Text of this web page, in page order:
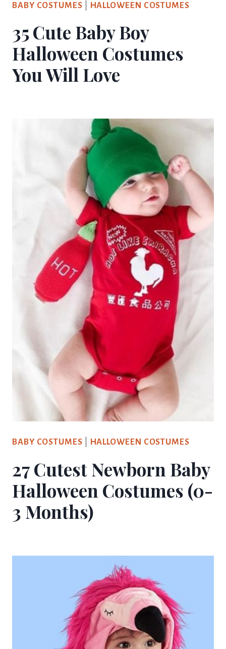
BABY COSTUMES HALLOWEEN COSTUMES
35 Cute Baby Boy
Halloween Costumes
You Will Love
BABY COSTUMES HALLOWEEN COSTUMES
27 Cutest Newborn Baby
Halloween Costumes (0-
3 Months)